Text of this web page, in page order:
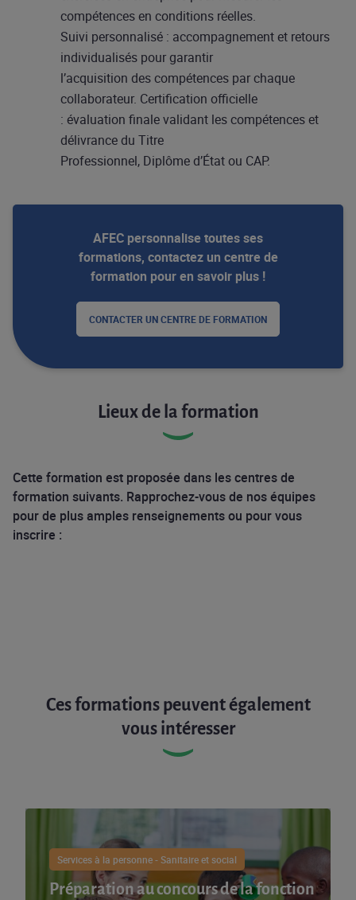
compétences en conditions réelles.
Suivi personnalisé : accompagnement et retours
individualisés pour garantir
l’acquisition des compétences par chaque
collaborateur. Certification officielle
: évaluation finale validant les compétences et
délivrance du Titre
Professionnel, Diplôme d’État ou CAP.
AFEC personnalise toutes ses
formations, contactez un centre de
formation pour en savoir plus !
CONTACTER UN CENTRE DE FORMATION
Lieux de la formation
Cette formation est proposée dans les centres de
formation suivants. Rapprochez-vous de nos équipes
pour de plus amples renseignements ou pour vous
inscrire :
Ces formations peuvent également
vous intéresser
Services à la personne - Sanitaire et social
Préparation au concours de la fonction